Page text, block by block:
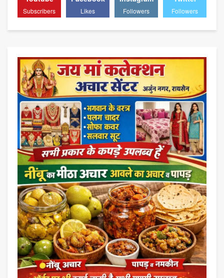
Subscribers Likes Followers Followers